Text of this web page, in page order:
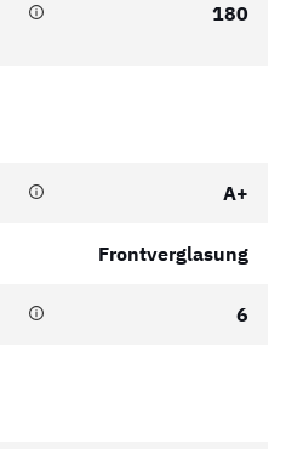
180
A+
Frontverglasung
6